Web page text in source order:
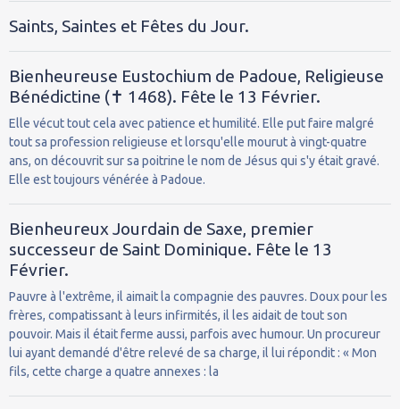
Saints, Saintes et Fêtes du Jour.
Bienheureuse Eustochium de Padoue, Religieuse
Bénédictine (✝ 1468). Fête le 13 Février.
Elle vécut tout cela avec patience et humilité. Elle put faire malgré
tout sa profession religieuse et lorsqu'elle mourut à vingt-quatre
ans, on découvrit sur sa poitrine le nom de Jésus qui s'y était gravé.
Elle est toujours vénérée à Padoue.
Bienheureux Jourdain de Saxe, premier
successeur de Saint Dominique. Fête le 13
Février.
Pauvre à l'extrême, il aimait la compagnie des pauvres. Doux pour les
frères, compatissant à leurs infirmités, il les aidait de tout son
pouvoir. Mais il était ferme aussi, parfois avec humour. Un procureur
lui ayant demandé d'être relevé de sa charge, il lui répondit : « Mon
fils, cette charge a quatre annexes : la